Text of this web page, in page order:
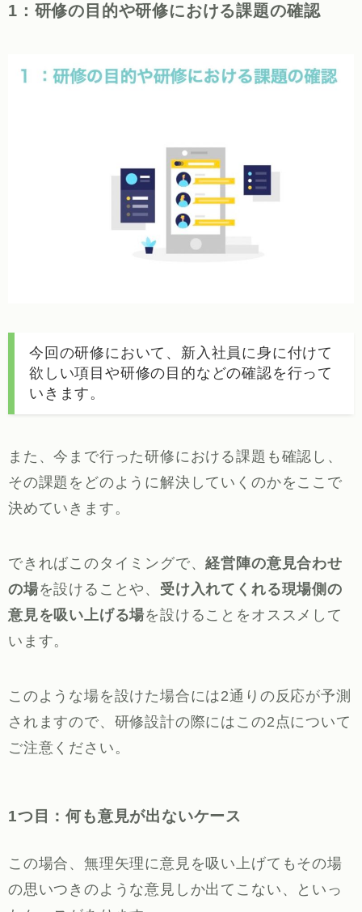
1：研修の目的や研修における課題の確認
今回の研修において、新入社員に身に付けて
欲しい項目や研修の目的などの確認を行って
いきます。
また、今まで行った研修における課題も確認し、
その課題をどのように解決していくのかをここで
決めていきます。
できればこのタイミングで、経営陣の意見合わせ
の場を設けることや、 受け入れてくれる現場側の
意見を吸い上げる場を設けることをオススメして
います。
このような場を設けた場合には2通りの反応が予測
されますので、研修設計の際にはこの2点について
ご注意ください。
1つ目：何も意見が出ないケース
この場合、無理矢理に意見を吸い上げてもその場
の思いつきのような意見しか出てこない、といっ